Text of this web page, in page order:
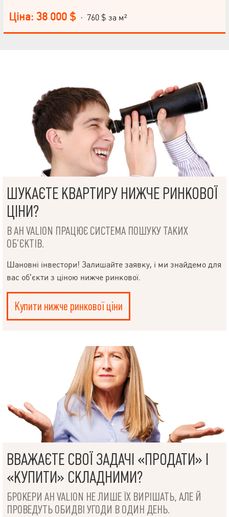
колекторного розведення водопостачання. -Кухня розділена
декоративною перегородкою на їдальню та зону відпочинку,
встановлені лічильники тепла, прокладені труби кондиціонера.
Ціна: 38 000 $ · 760 $ за м²
ШУКАЄТЕ КВАРТИРУ НИЖЧЕ РИНКОВОЇ
ЦІНИ?
В АН VALION ПРАЦЮЄ СИСТЕМА ПОШУКУ ТАКИХ
ОБ’ЄКТІВ.
Шановні інвестори! Залишайте заявку, і ми знайдемо для
вас об’єкти з ціною нижче ринкової.
Купити нижче ринкової ціни
ВВАЖАЄТЕ СВОЇ ЗАДАЧІ «ПРОДАТИ» І
«КУПИТИ» СКЛАДНИМИ?
БРОКЕРИ АН VALION НЕ ЛИШЕ ЇХ ВИРІШАТЬ, АЛЕ Й
ПРОВЕДУТЬ ОБИДВІ УГОДИ В ОДИН ДЕНЬ.